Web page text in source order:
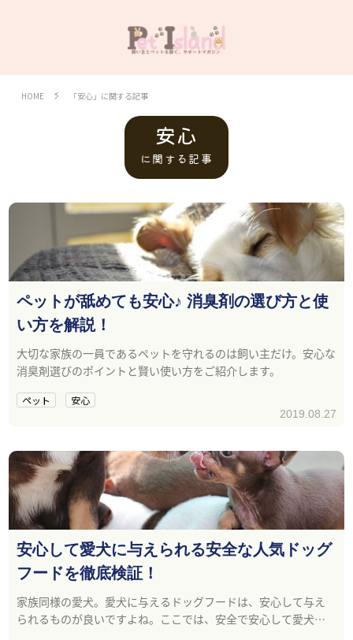
HOME 「安心」に関する記事
安心
に関する記事
ペットが舐めても安心♪ 消臭剤の選び方と使
い方を解説！
大切な家族の一員であるペットを守れるのは飼い主だけ。安心な
消臭剤選びのポイントと賢い使い方をご紹介します。
ペット 安心
2019.08.27
安心して愛犬に与えられる安全な人気ドッグ
フードを徹底検証！
家族同様の愛犬。愛犬に与えるドッグフードは、安心して与え
られるものが良いですよね。ここでは、安全で安心して愛犬に